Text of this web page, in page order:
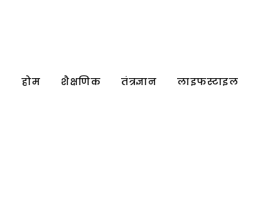
होम शैक्षणिक तंत्रज्ञान लाइफस्टाइल